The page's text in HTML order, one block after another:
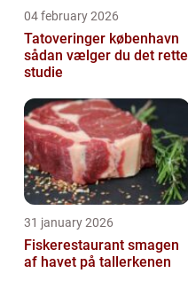
04 february 2026
Tatoveringer københavn
sådan vælger du det rette
studie
31 january 2026
Fiskerestaurant smagen
af havet på tallerkenen